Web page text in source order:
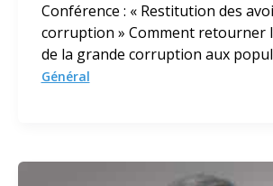
Conférence : « Restitution des
corruption » Comment retourner
de la grande corruption aux
Général